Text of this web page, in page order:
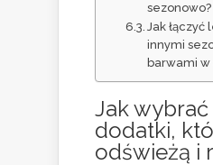
sezonowo?
Jak łączyć
innymi
barwami w
Jak
dodatki,
odświeżą i